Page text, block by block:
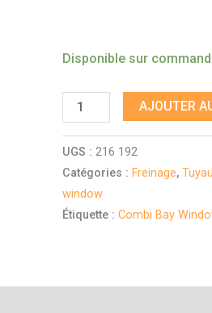
Disponible sur
AJOUTER
UGS :216 192
Catégories : Freinage,
window
Étiquette :Combi Bay